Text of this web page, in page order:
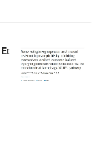
Ethnopharmacol：三七